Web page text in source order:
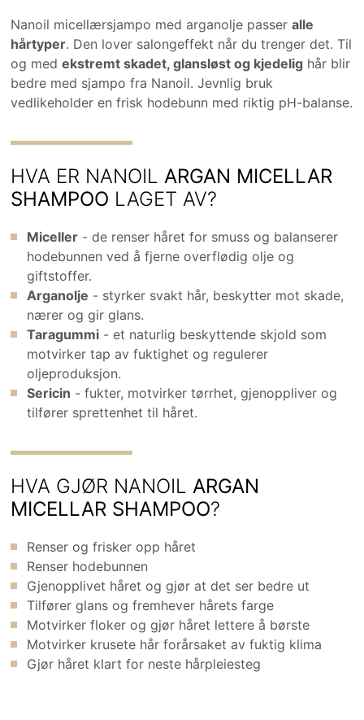
Nanoil micellærsjampo med arganolje passeralle
hårtyper. Den lover salongeffekt når du trenger det. Til
og medekstremt skadet, glansløst og kjedelig hår blir
bedre med sjampo fra Nanoil. Jevnlig bruk
vedlikeholder en frisk hodebunn med riktig pH-balanse.
HVA ER NANOILARGAN MICELLAR
SHAMPOO LAGET AV?
Miceller - de renser håret for smuss og balanserer
hodebunnen ved å fjerne overflødig olje og
giftstoffer.
Arganolje - styrker svakt hår, beskytter mot skade,
nærer og gir glans.
Taragummi - et naturlig beskyttende skjold som
motvirker tap av fuktighet og regulerer
oljeproduksjon.
Sericin - fukter, motvirker tørrhet, gjenoppliver og
tilfører sprettenhet til håret.
HVA GJØR NANOILARGAN
MICELLAR SHAMPOO?
Renser og frisker opp håret
Renser hodebunnen
Gjenopplivet håret og gjør at det ser bedre ut
Tilfører glans og fremhever hårets farge
Motvirker floker og gjør håret lettere å børste
Motvirker krusete hår forårsaket av fuktig klima
Gjør håret klart for neste hårpleiesteg